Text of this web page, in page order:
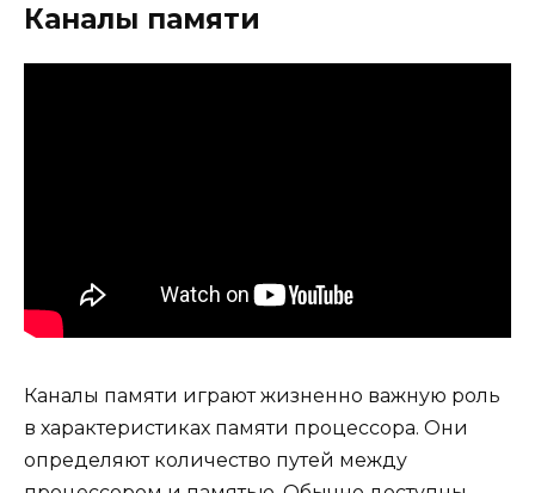
Каналы памяти
Каналы памяти играют жизненно важную роль
в характеристиках памяти процессора. Они
определяют количество путей между